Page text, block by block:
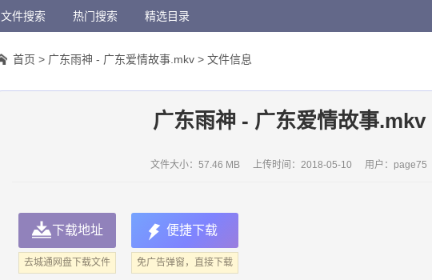
文件搜索 热门搜索 精选目录
首页 > 广东雨神 - 广东爱情故事.mkv > 文件信息
广东雨神 - 广东爱情故事.mkv
文件大小：57.46 MB 上传时间： 2018-05-10 用户： page75
下载地址
去城通网盘下载文件
便捷下载
免广告弹窗，直接下载